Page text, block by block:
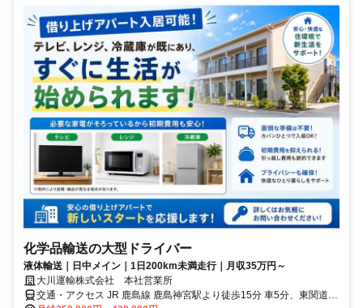
化学品輸送の大型ドライバー
液体輸送｜日中メイン｜1日200km未満走行｜月収35万円～
大川運輸株式会社 本社営業所
交通・アクセス JR 鹿島線 鹿島神宮駅より徒歩15分 車5分、東関道